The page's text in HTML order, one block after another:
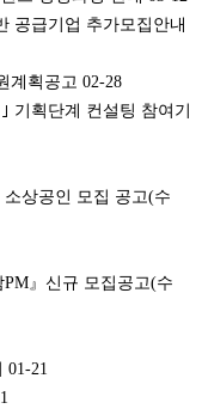
공급기업 추가모집안내
계획공고 02-28
기획단계 컨설팅 참여기
소상공인 모집 공고(수
』신규 모집공고(수
01-21